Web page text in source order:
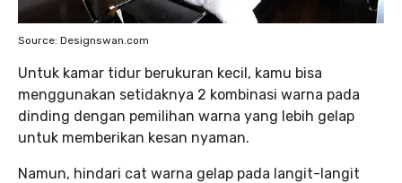
Source: Designswan.com
Untuk kamar tidur berukuran kecil, kamu bisa
menggunakan setidaknya 2 kombinasi warna pada
dinding dengan pemilihan warna yang lebih gelap
untuk memberikan kesan nyaman.
Namun, hindari cat warna gelap pada langit-langit